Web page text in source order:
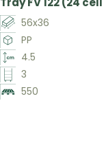
56x36
PP
4.5
3
550